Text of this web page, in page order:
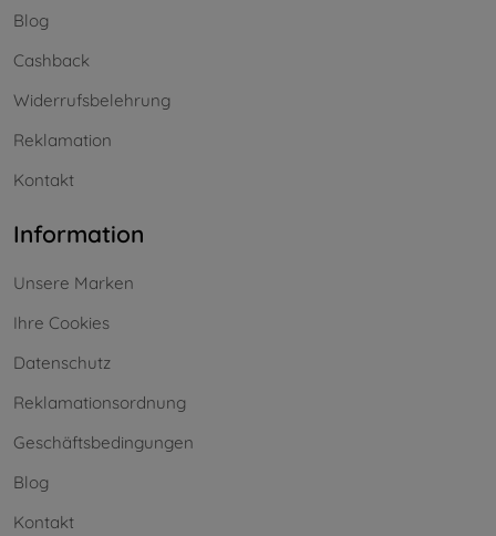
Blog
Cashback
Widerrufsbelehrung
Reklamation
Kontakt
Information
Unsere Marken
Ihre Cookies
Datenschutz
Reklamationsordnung
Geschäftsbedingungen
Blog
Kontakt